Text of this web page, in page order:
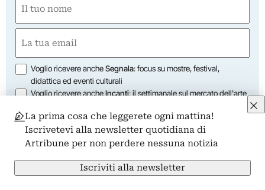
(Obbligatorio)
Nome
(Obbligatorio)
Opzioni
Voglio ricevere ancheSegnala: focus su mostre, festival,
didattica ed eventi culturali
Voglio ricevere ancheIncanti: il settimanale sul mercato dell'arte
urbana
Voglio ricevere ancheTailor: il quindicinale su moda e cultura
Voglio ricevere anchePax: il quindicinale sul turismo culturale
Artribune Srl utilizza i dati da te forniti per tenerti informato con regolarità sul
La prima cosa che leggerete ogni mattina!
Iscrivetevi alla newsletter quotidiana di
Artribune per non perdere nessuna notizia
Iscriviti alla newsletter